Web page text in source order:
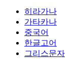
히라가나
가타카나
중국어
한글고어
그리스문자